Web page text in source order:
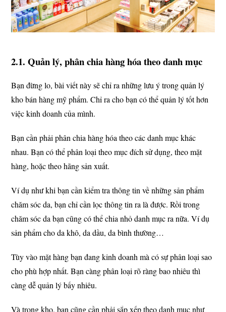
2.1. Quản lý, phân chia hàng hóa theo danh mục
Bạn đừng lo, bài viết này sẽ chỉ ra những lưu ý trong quản lý
kho bán hàng mỹ phẩm. Chỉ ra cho bạn có thể quản lý tốt hơn
việc kinh doanh của mình.
Bạn cần phải phân chia hàng hóa theo các danh mục khác
nhau. Bạn có thể phân loại theo mục đích sử dụng, theo mặt
hàng, hoặc theo hãng sản xuất.
Ví dụ như khi bạn cần kiểm tra thông tin về những sản phẩm
chăm sóc da, bạn chỉ cần lọc thông tin ra là được. Rồi trong
chăm sóc da bạn cũng có thể chia nhỏ danh mục ra nữa. Ví dụ
sản phẩm cho da khô, da dầu, da bình thường…
Tùy vào mặt hàng bạn đang kinh doanh mà có sự phân loại sao
cho phù hợp nhất. Bạn càng phân loại rõ ràng bao nhiêu thì
càng dễ quản lý bấy nhiêu.
Và trong kho, bạn cũng cần phải sắp xếp theo danh mục như